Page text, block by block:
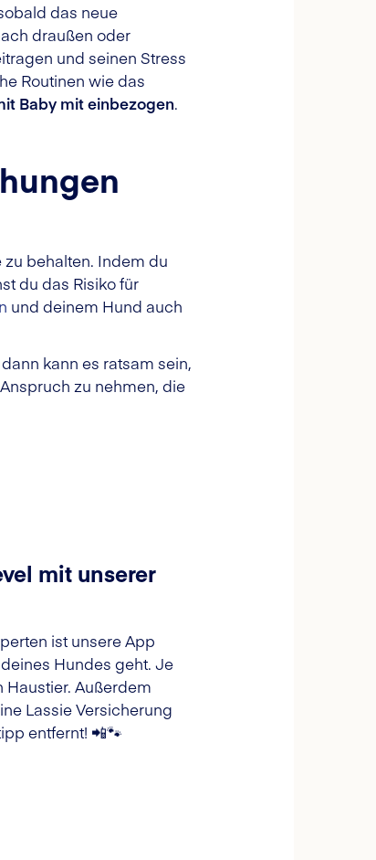
das neue
draußen oder
und seinen Stress
Routinen wie das
Baby mit einbezogen.
behalten. Indem du
du das Risiko für
und deinem Hund auch
kann es ratsam sein,
zu nehmen, die
mit unserer
ist unsere App
Hundes geht. Je
Außerdem
Lassie Versicherung
entfernt! 📲🐾